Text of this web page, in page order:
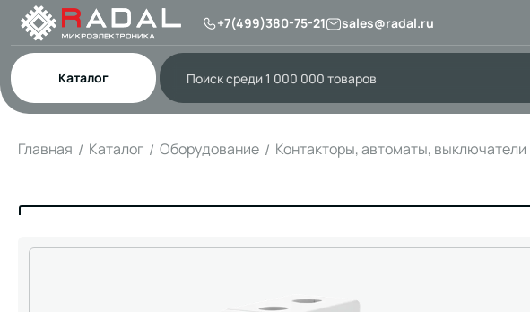
+7(499)380-75-21 sales@radal.ru
Каталог
Главная Каталог Оборудование Контакторы, автоматы, выключатели